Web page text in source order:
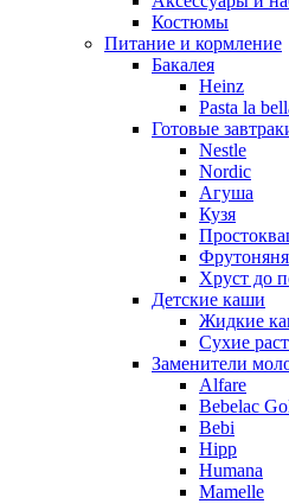
Костюмы
Питание и кормление
Бакалея
Heinz
Pasta la
Готовые
Nestle
Nordic
Агуша
Кузя
Фрутоняня
Хруст до
Детские каши
Жидкие
Сухие
Заменители
Alfare
Bebelac
Bebi
Hipp
Humana
Mamelle